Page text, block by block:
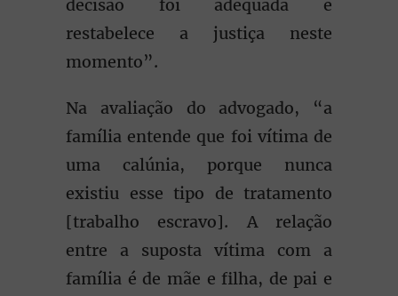
decisão foi adequada e
restabelece a justiça neste
momento”.
Na avaliação do advogado, “a
família entende que foi vítima de
uma calúnia, porque nunca
existiu esse tipo de tratamento
[trabalho escravo]. A relação
entre a suposta vítima com a
família é de mãe e filha, de pai e